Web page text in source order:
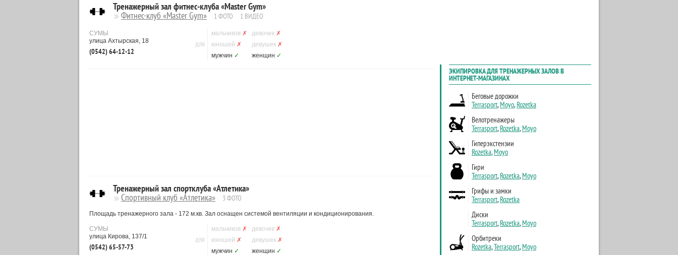
Тренажерный зал фитнес-клуба «Master Gym»
Фитнес-клуб «Master Gym» 1 ФОТО 1 ВИДЕО
СУМЫ
улица Ахтырская, 18
(0542) 64-12-12
ДЛЯ
мальчиков ✗ девочек ✗
юношей ✗ девушек ✗
мужчин ✓ женщин ✓
Тренажерный зал спортклуба «Атлетика»
Спортивный клуб «Атлетика» 3 ФОТО
Площадь тренажерного зала - 172 м.кв. Зал оснащен системой вентиляции и кондиционирования.
СУМЫ
улица Кирова, 137/1
(0542) 65-57-73
ДЛЯ
мальчиков ✗ девочек ✗
юношей ✗ девушек ✗
мужчин ✓ женщин ✓